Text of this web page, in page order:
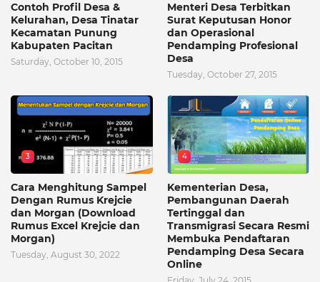
Contoh Profil Desa &
Kelurahan, Desa Tinatar
Kecamatan Punung
Kabupaten Pacitan
Saturday, October 10, 2015
Menteri Desa Terbitkan
Surat Keputusan Honor
dan Operasional
Pendamping Profesional
Desa
Tuesday, October 27, 2015
3
Cara Menghitung Sampel
Dengan Rumus Krejcie
dan Morgan (Download
Rumus Excel Krejcie dan
Morgan)
Tuesday, August 30, 2022
4
Kementerian Desa,
Pembangunan Daerah
Tertinggal dan
Transmigrasi Secara Resmi
Membuka Pendaftaran
Pendamping Desa Secara
Online